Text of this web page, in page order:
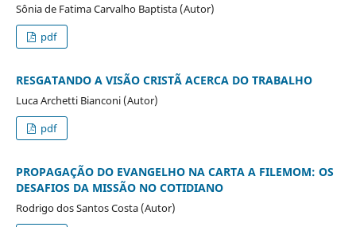
Sônia de Fatima Carvalho Baptista (Autor)
pdf
RESGATANDO A VISÃO CRISTÃ ACERCA DO TRABALHO
Luca Archetti Bianconi (Autor)
pdf
PROPAGAÇÃO DO EVANGELHO NA CARTA A FILEMOM: OS
DESAFIOS DA MISSÃO NO COTIDIANO
Rodrigo dos Santos Costa (Autor)